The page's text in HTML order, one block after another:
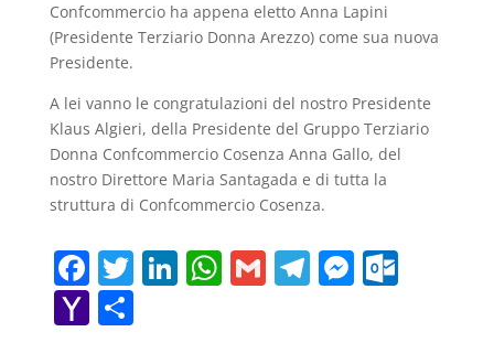
Confcommercio ha appena eletto Anna Lapini
(Presidente Terziario Donna Arezzo) come sua nuova
Presidente.
A lei vanno le congratulazioni del nostro Presidente
Klaus Algieri, della Presidente del Gruppo Terziario
Donna Confcommercio Cosenza Anna Gallo, del
nostro Direttore Maria Santagada e di tutta la
struttura di Confcommercio Cosenza.
F
a
c
T
w
itt
Li W G T M O
Y C